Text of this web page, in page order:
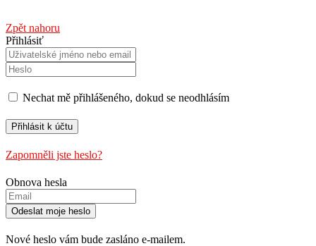
Zpět nahoru
Přihlásiť
Nechat mě přihlášeného, ​​dokud se neodhlásím
Zapomněli jste heslo?
Obnova hesla
Nové heslo vám bude zasláno e-mailem.